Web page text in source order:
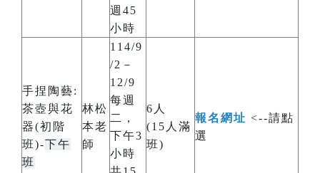
週45
小時
手捏陶藝:
茶壺與花
器(初階
班)-下午
班
林松
本老
師
114/9
/2－
12/9
每週
二，
下午3
小時
6人
(15人滿
班)
報名網址 <--請點
選